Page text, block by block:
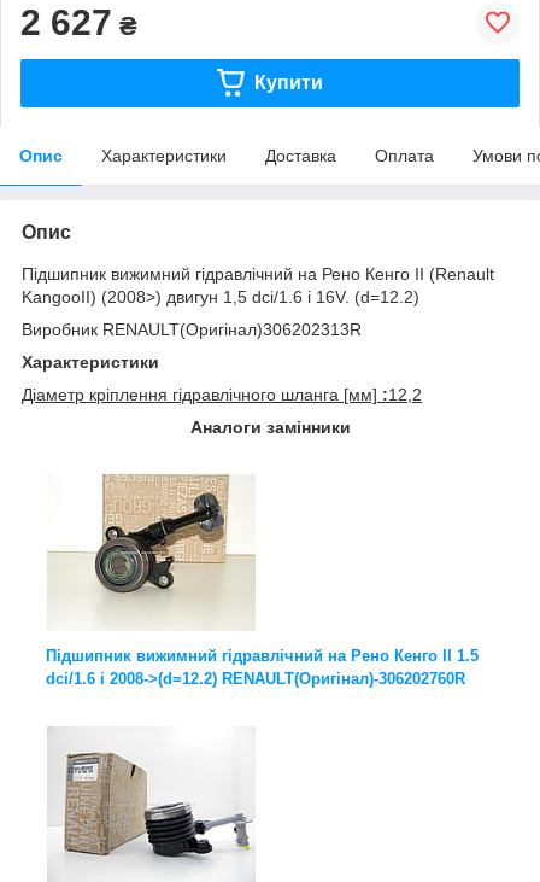
2 627 ₴
Купити
Опис Характеристики Доставка Оплата Умови
Опис
Підшипник вижимний гідравлічний на Рено Кенго II (Renault
KangooII) (2008>) двигун 1,5 dci/1.6 i 16V. (d=12.2)
Виробник RENAULT(Оригінал)306202313R
Характеристики
Діаметр кріплення гідравлічного шланга [мм] :12,2
Аналоги замінники
Підшипник вижимний гідравлічний на Рено Кенго II 1.5
dci/1.6 i 2008->(d=12.2) RENAULT(Оригінал)-306202760R